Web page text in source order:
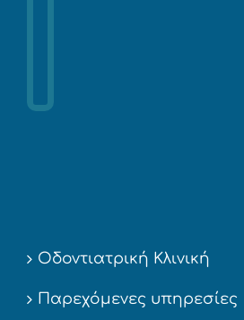
Οδοντιατρική Κλινική
Παρεχόμενες υπηρεσίες